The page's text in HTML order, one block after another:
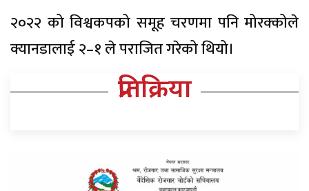
२०२२ को विश्वकपको समूह चरणमा पनि मोरक्कोले
क्यानडालाई २–१ ले पराजित गरेको थियो।
प्रतिक्रिया